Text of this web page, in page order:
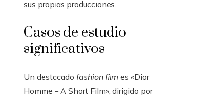
sus propias producciones.
Casos de estudio
significativos
Un destacado fashion film es «Dior
Homme – A Short Film», dirigido por